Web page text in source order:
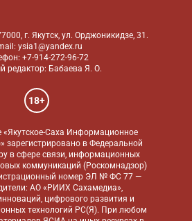
г. Якутск, ул. Орджоникидзе, 31.
ysia1@yandex.ru
+7-914-272-96-72
редактор: Бабаева Я. О.
18+
«Якутское-Саха Информационное
зарегистрировано в Федеральной
в сфере связи, информационных
коммуникаций (Роскомнадзор)
номер ЭЛ № ФС 77 —
АО «РИИХ Сахамедиа»,
цифрового развития и
технологий РС(Я). При любом